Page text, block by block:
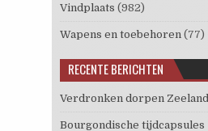
Vindplaats (982)
Wapens en toebehoren (77)
RECENTE BERICHTEN
Verdronken dorpen Zeeland
Bourgondische tijdcapsules